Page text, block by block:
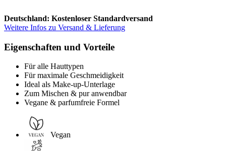
Deutschland: Kostenloser Standardversand
Weitere Infos zu Versand & Lieferung
Eigenschaften und Vorteile
Für alle Hauttypen
Für maximale Geschmeidigkeit
Ideal als Make-up-Unterlage
Zum Mischen & pur anwendbar
Vegane & parfumfreie Formel
Vegan